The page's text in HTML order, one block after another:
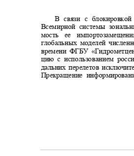
В связи с
Всемирной системы
мость ее
глобальных моделей
времени ФГБУ
цию с использованием
дальних перелетов
Прекращение